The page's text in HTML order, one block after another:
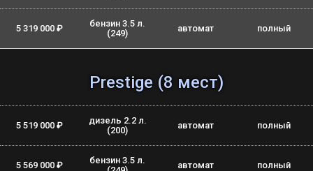
5 319 000 ₽
бензин 3.5 л.
(249)
автомат полный
Prestige (8 мест)
5 519 000 ₽
дизель 2.2 л.
(200)
автомат полный
5 569 000 ₽
бензин 3.5 л.
автомат полный